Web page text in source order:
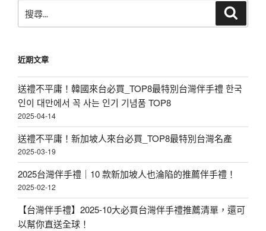
尋
字:
近期文章
送禮不平庸！韓國來台必買_TOP8最特別台灣伴手禮 한국
인이 대만에서 꼭 사는 인기 기념품 TOP8
2025-04-14
送禮不平庸！新加坡人來台必買_TOP8最特別台灣名產
2025-03-19
2025台灣伴手禮｜10 款新加坡人也淪陷的推薦伴手禮！
2025-02-12
【台灣伴手禮】2025-10大必買台灣伴手禮推薦清單，還可
以幫你直送全球！